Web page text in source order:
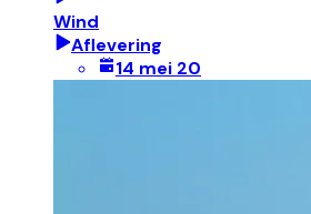
Wind
Aflevering
14 mei 20